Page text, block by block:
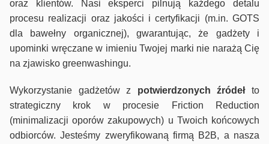
oraz klientów. Nasi eksperci pilnują każdego detalu
procesu realizacji oraz jakości i certyfikacji (m.in. GOTS
dla bawełny organicznej), gwarantując, że gadżety i
upominki wręczane w imieniu Twojej marki nie narażą Cię
na zjawisko greenwashingu.
Wykorzystanie gadżetów z potwierdzonych źródełto
strategiczny krok w procesie Friction Reduction
(minimalizacji oporów zakupowych) u Twoich końcowych
odbiorców. Jesteśmy zweryfikowaną firmą B2B, a nasza